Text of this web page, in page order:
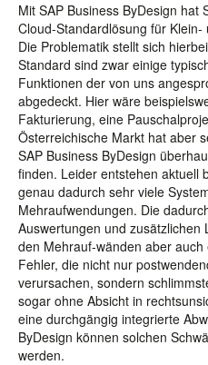
Mit SAP Business ByDesign hat
Cloud-Standardlösung für
Die Problematik stellt sich
Standard sind zwar einige
Funktionen der von uns
abgedeckt. Hier wäre
Fakturierung, eine
Österreichische Markt hat aber
SAP Business ByDesign
finden. Leider entstehen aktuell
genau dadurch sehr viele
Mehraufwendungen. Die
Auswertungen und zusätzlichen
den Mehrauf-wänden aber
Fehler, die nicht nur
verursachen, sondern
sogar ohne Absicht in
eine durchgängig integrierte
ByDesign können solchen
werden.